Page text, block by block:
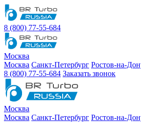
8 (800) 77-55-684
Москва
Москва Санкт-Петербург Ростов-на-
8 (800) 77-55-684 Заказать звонок
Москва
Москва Санкт-Петербург Ростов-на-